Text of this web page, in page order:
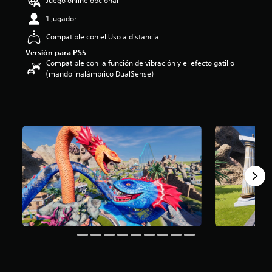
1 jugador
Compatible con el Uso a distancia
Versión para PS5
Compatible con la función de vibración y el efecto gatillo
(mando inalámbrico DualSense)